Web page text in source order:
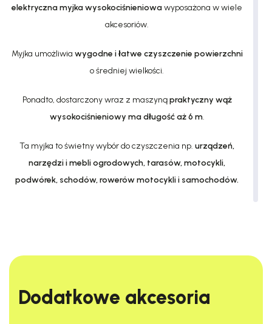
elektryczna myjka wysokociśnieniowawyposażona w wiele
akcesoriów.
Myjka umożliwia wygodne i łatwe czyszczenie powierzchni
o średniej wielkości.
Ponadto, dostarczony wraz z maszynąpraktyczny wąż
wysokociśnieniowy ma długość aż 6 m.
Ta myjka to świetny wybór do czyszczenia np. urządzeń,
narzędzi i mebli ogrodowych, tarasów, motocykli,
podwórek, schodów, rowerów motocykli i samochodów.
Dodatkowe akcesoria​